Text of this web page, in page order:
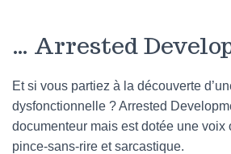
… Arrested
Et si vous partiez à la découverte
dysfonctionnelle ? Arrested
documenteur mais est dotée une voix
pince-sans-rire et sarcastique.